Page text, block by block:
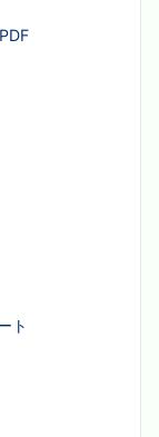
ト